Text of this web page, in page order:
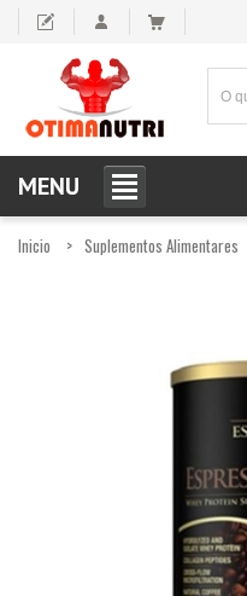
MENU
Inicio Suplementos Alimentares